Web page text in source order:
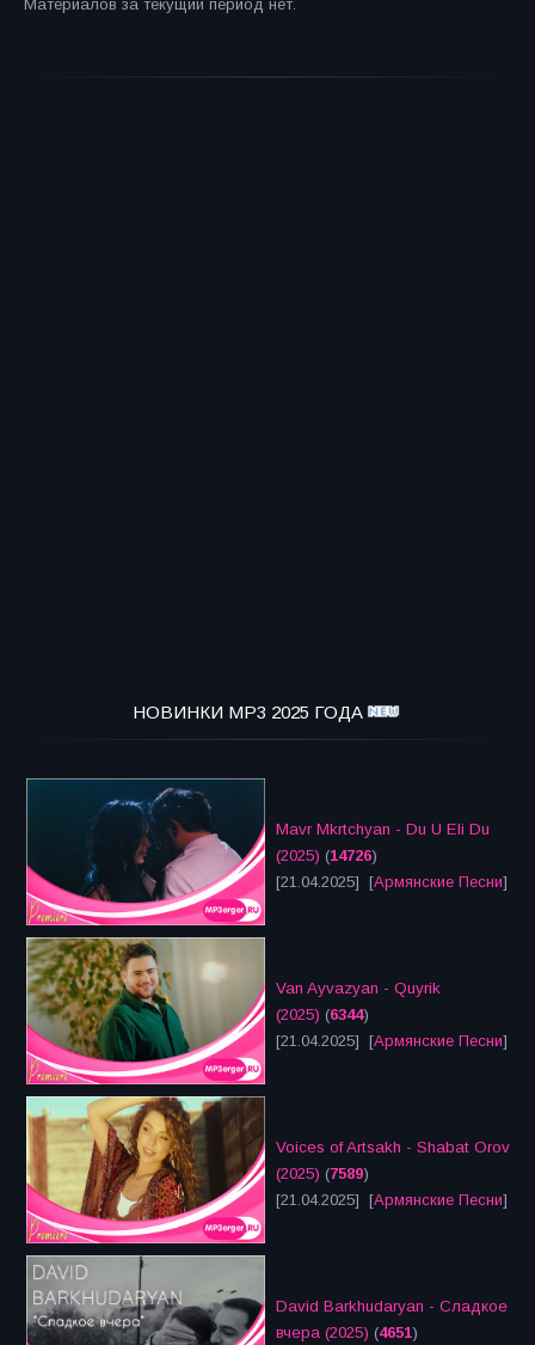
Материалов за текущий период нет.
НОВИНКИ MP3 2025 ГОДА
Mavr Mkrtchyan - Du U Eli Du
(2025) (14726)
[21.04.2025] [Армянские Песни]
Van Ayvazyan - Quyrik
(2025) (6344)
[21.04.2025] [Армянские Песни]
Voices of Artsakh - Shabat Orov
(2025) (7589)
[21.04.2025] [Армянские Песни]
David Barkhudaryan - Сладкое
вчера (2025) (4651)